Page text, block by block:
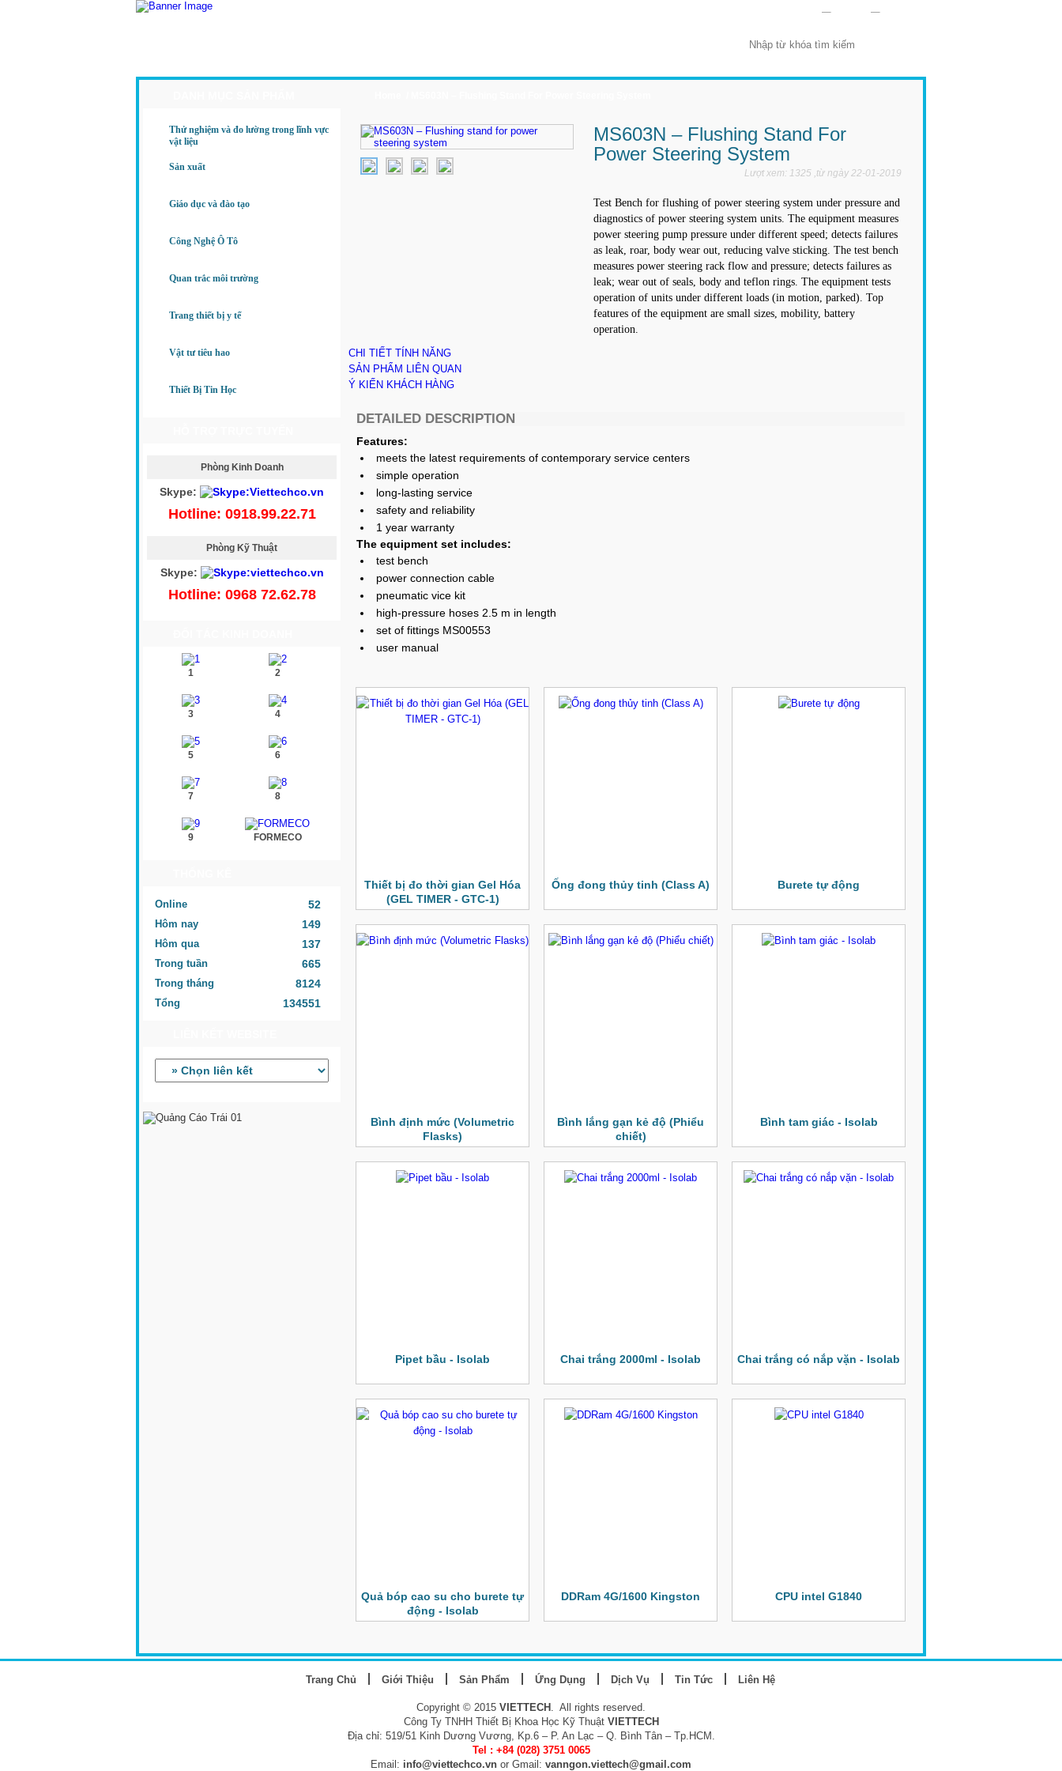
Thử nghiệm và đo lường trong lĩnh vực
vật liệu
Sản xuất
Giáo dục và đào tạo
Công Nghệ Ô Tô
Quan trắc môi trường
Trang thiết bị y tế
Vật tư tiêu hao
Thiết Bị Tin Học
Phòng Kinh Doanh
Skype:
Hotline: 0918.99.22.71
Phòng Kỹ Thuật
Skype:
Hotline: 0968 72.62.78
1 2
3 4
5 6
7 8
9 FORMECO
Online 52
Hôm nay 149
Hôm qua 137
Trong tuần 665
Trong tháng 8124
Tổng 134551
MS603N – Flushing Stand For
Power Steering System
Lượt xem: 1325 ,từ ngày 22-01-2019
Test Bench for flushing of power steering system under pressure and
diagnostics of power steering system units. The equipment measures
power steering pump pressure under different speed; detects failures
as leak, roar, body wear out, reducing valve sticking. The test bench
measures power steering rack flow and pressure; detects failures as
leak; wear out of seals, body and teflon rings. The equipment tests
operation of units under different loads (in motion, parked). Top
features of the equipment are small sizes, mobility, battery
operation.
CHI TIẾT TÍNH NĂNG
SẢN PHẨM LIÊN QUAN
Ý KIẾN KHÁCH HÀNG
DETAILED DESCRIPTION
Features:
meets the latest requirements of contemporary service centers
simple operation
long-lasting service
safety and reliability
1 year warranty
The equipment set includes:
test bench
power connection cable
pneumatic vice kit
high-pressure hoses 2.5 m in length
set of fittings MS00553
user manual
Thiết bị đo thời gian Gel Hóa
(GEL TIMER - GTC-1)
Ống đong thủy tinh (Class A) Burete tự động
Bình định mức (Volumetric
Flasks)
Bình lắng gạn kẻ độ (Phiểu
chiết)
Bình tam giác - Isolab
Pipet bầu - Isolab Chai trắng 2000ml - Isolab Chai trắng có nắp vặn - Isolab
Quả bóp cao su cho burete tự
động - Isolab
DDRam 4G/1600 Kingston CPU intel G1840
Trang Chủ Giới Thiệu Sản Phẩm Ứng Dụng Dịch Vụ Tin Tức Liên Hệ
Copyright © 2015 VIETTECH . All rights reserved.
Công Ty TNHH Thiết Bị Khoa Học Kỹ Thuật VIETTECH
Địa chỉ: 519/51 Kinh Dương Vương, Kp.6 – P. An Lạc – Q. Bình Tân – Tp.HCM.
Tel : +84 (028) 3751 0065
Email: info@viettechco.vn or Gmail: vanngon.viettech@gmail.com